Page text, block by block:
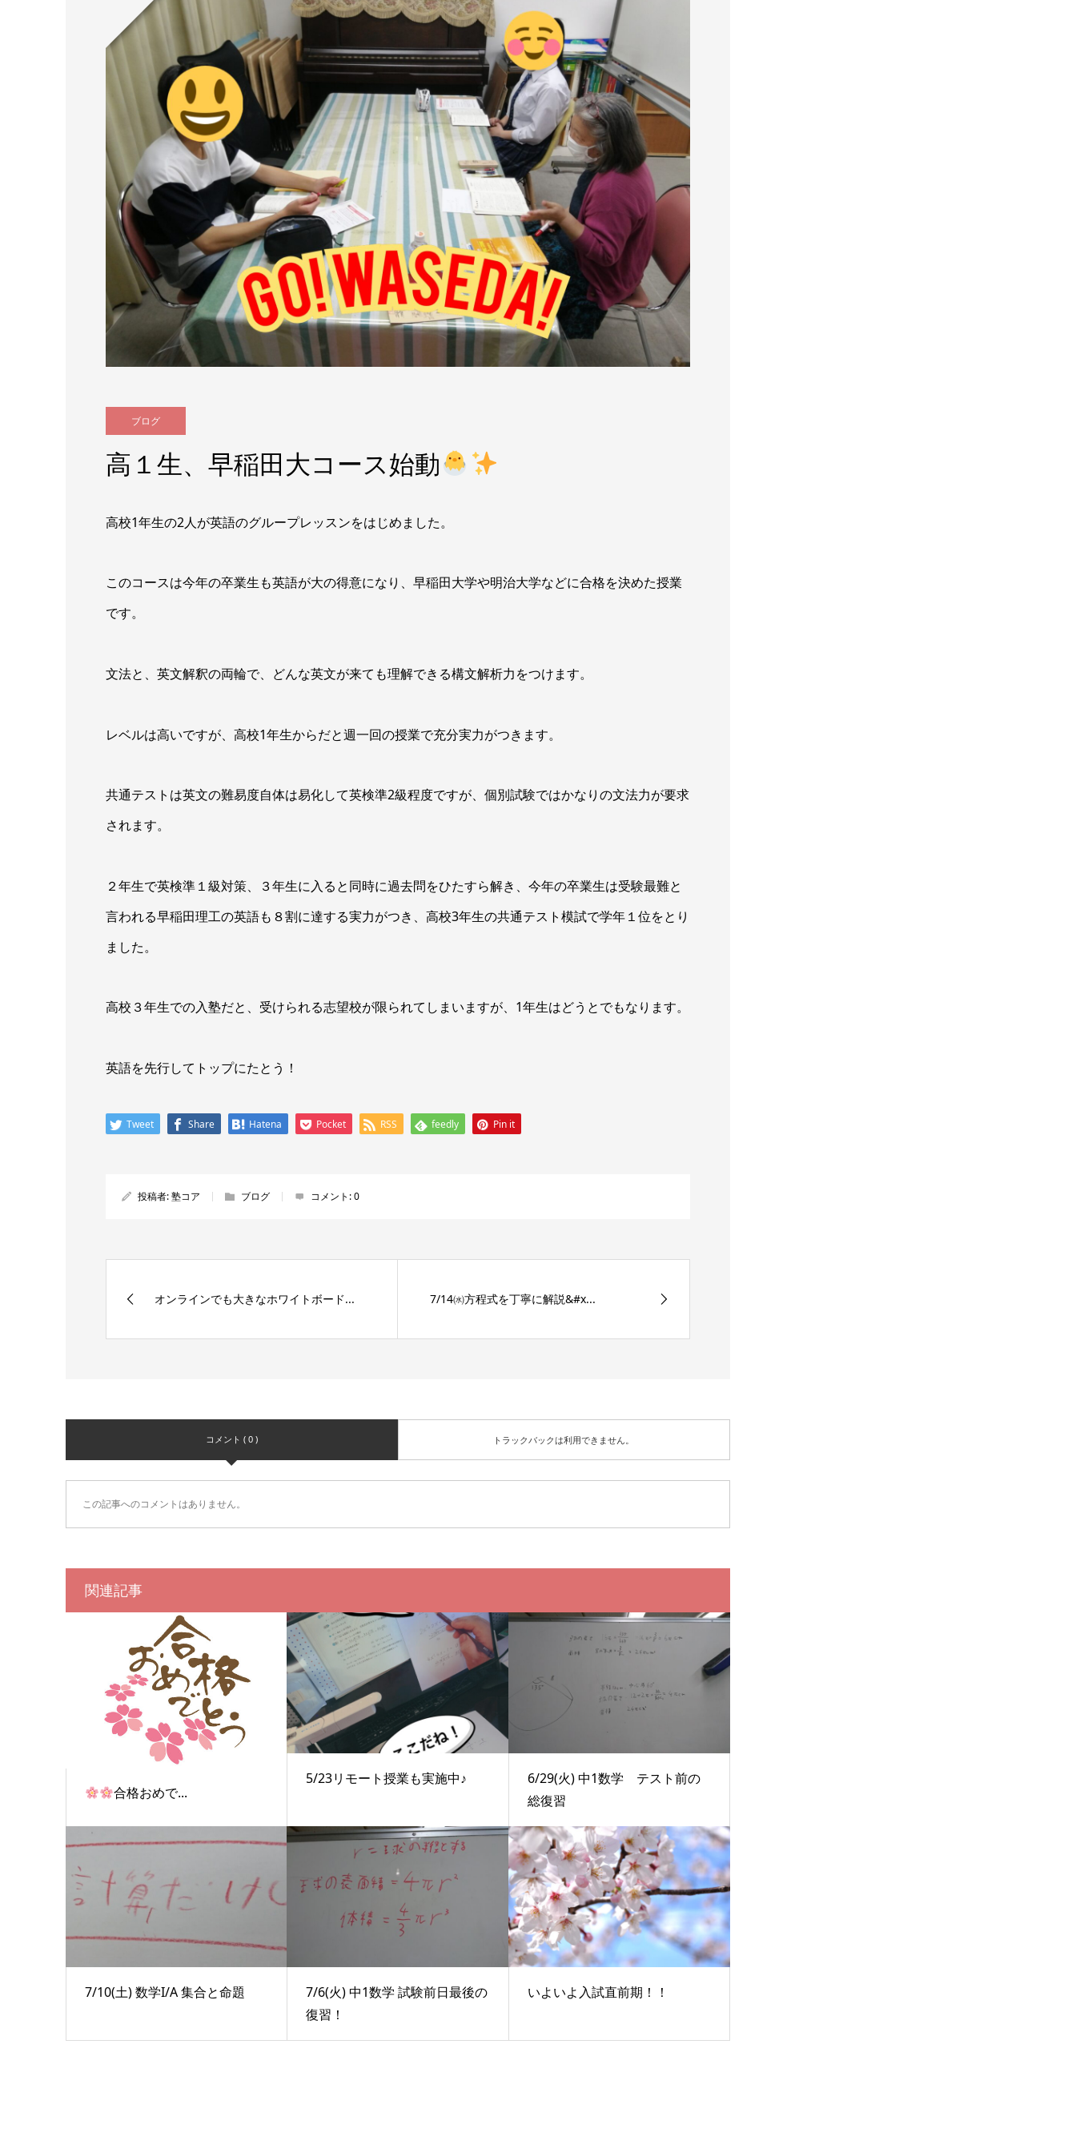
ブログ
高１生、早稲田大コース始動
高校1年生の2人が英語のグループレッスンをはじめました。
このコースは今年の卒業生も英語が大の得意になり、早稲田大学や明治大学などに合格を決めた授業
です。
文法と、英文解釈の両輪で、どんな英文が来ても理解できる構文解析力をつけます。
レベルは高いですが、高校1年生からだと週一回の授業で充分実力がつきます。
共通テストは英文の難易度自体は易化して英検準2級程度ですが、個別試験ではかなりの文法力が要求
されます。
２年生で英検準１級対策、３年生に入ると同時に過去問をひたすら解き、今年の卒業生は受験最難と
言われる早稲田理工の英語も８割に達する実力がつき、高校3年生の共通テスト模試で学年１位をとり
ました。
高校３年生での入塾だと、受けられる志望校が限られてしまいますが、1年生はどうとでもなります。
英語を先行してトップにたとう！
Tweet Share Hatena Pocket RSS feedly Pin it
投稿者:塾コア ブログ コメント:0
オンラインでも大きなホワイトボード... 7/14㈬方程式を丁寧に解説&#x...
コメント ( 0 ) トラックバックは利用できません。
この記事へのコメントはありません。
関連記事
合格おめで...
5/23リモート授業も実施中♪
6/29(火) 中1数学 テスト前の
総復習
7/10(土) 数学I/A 集合と命題
7/6(火) 中1数学 試験前日最後の
復習！
いよいよ入試直前期！！